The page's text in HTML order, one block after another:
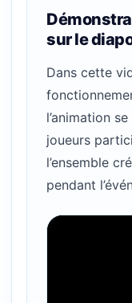
sur le
Dans cette
l’animation
joueurs
l’ensemble
pendant